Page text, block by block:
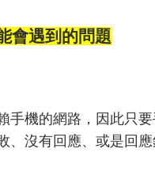
會遇到的問題
手機的網路，因此只
沒有回應、或是回應